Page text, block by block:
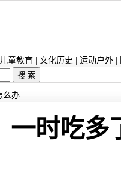
儿童教育 文化历史 运动户外
么办
一时吃多